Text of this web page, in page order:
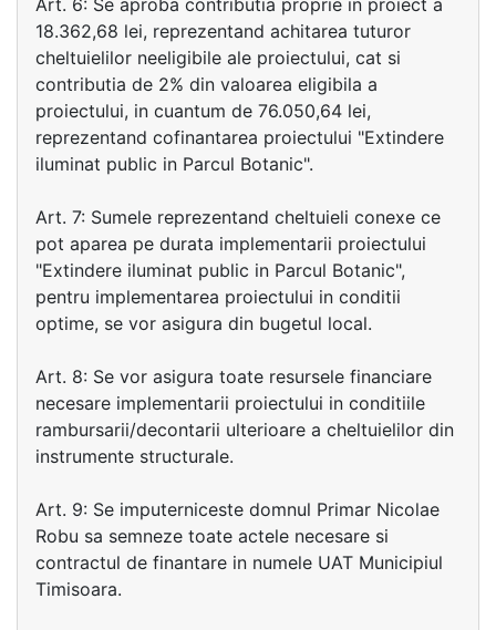
Art. 6: Se aproba contributia proprie in proiect a
18.362,68 lei, reprezentand achitarea tuturor
cheltuielilor neeligibile ale proiectului, cat si
contributia de 2% din valoarea eligibila a
proiectului, in cuantum de 76.050,64 lei,
reprezentand cofinantarea proiectului "Extindere
iluminat public in Parcul Botanic".
Art. 7: Sumele reprezentand cheltuieli conexe ce
pot aparea pe durata implementarii proiectului
"Extindere iluminat public in Parcul Botanic",
pentru implementarea proiectului in conditii
optime, se vor asigura din bugetul local.
Art. 8: Se vor asigura toate resursele financiare
necesare implementarii proiectului in conditiile
rambursarii/decontarii ulterioare a cheltuielilor din
instrumente structurale.
Art. 9: Se imputerniceste domnul Primar Nicolae
Robu sa semneze toate actele necesare si
contractul de finantare in numele UAT Municipiul
Timisoara.